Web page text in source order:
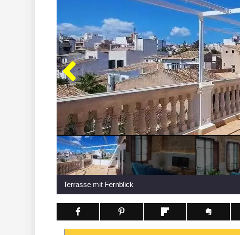
Terrasse mit Fernblick